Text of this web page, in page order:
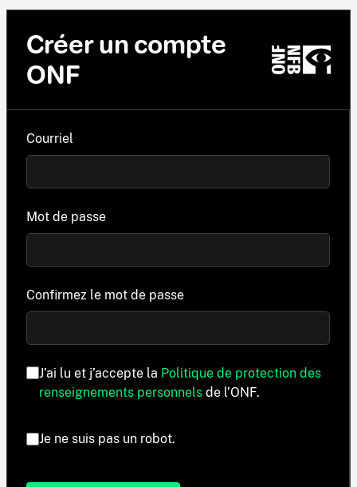
Créer un compte
ONF
Courriel
Mot de passe
Confirmez le mot de passe
J’ai lu et j’accepte la Politique de protection des
renseignements personnels de l’ONF.
Je ne suis pas un robot.